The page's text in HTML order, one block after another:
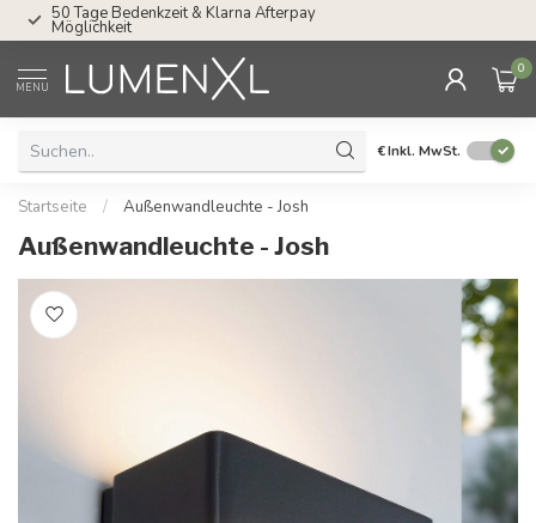
Service: Mo bis Fr von 08.30 bis 17.00 Uhr
MENU
0
€Inkl. MwSt.
Startseite / Außenwandleuchte - Josh
Außenwandleuchte - Josh